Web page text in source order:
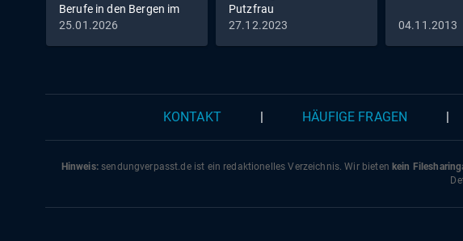
Berufe in den Bergen im
Winter
25.01.2026
Putzfrau
27.12.2023
04.11.2013
KONTAKT HÄUFIGE FRAGEN
Hinweis:sendungverpasst.deist ein redaktionelles Verzeichnis. Wir bieten kein Filesharing